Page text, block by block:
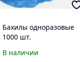
Бахилы одноразовые
1000 шт.
В наличии